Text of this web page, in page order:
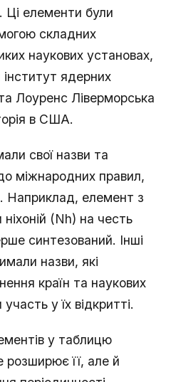
Ці елементи були
складних
наукових установах,
ядерних
Лоуренс Ліверморська
в США.
свої назви та
міжнародних правил,
Наприклад, елемент з
(Nh) на честь
синтезований. Інші
назви, які
країн та наукових
у їх відкритті.
у таблицю
її, але й